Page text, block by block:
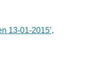
13-01-2015’,